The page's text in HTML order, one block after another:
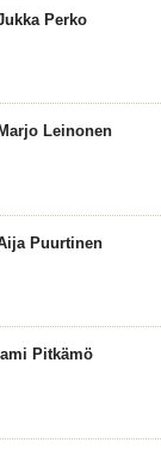
Perko
Leinonen
Puurtinen
Pitkämö